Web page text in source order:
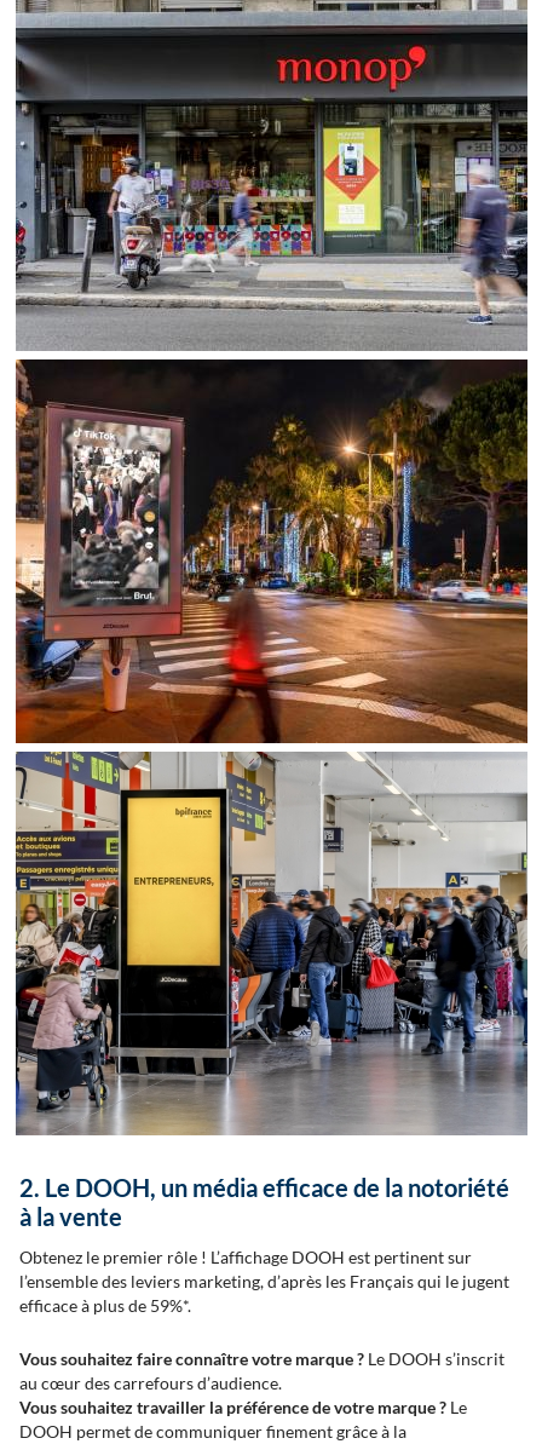
2. Le DOOH, un média efficace de la notoriété
à la vente
Obtenez le premier rôle ! L’affichage DOOH est pertinent sur
l’ensemble des leviers marketing, d’après les Français qui le jugent
efficace à plus de 59%*.
Vous souhaitez faire connaître votre marque ? Le DOOH s’inscrit
au cœur des carrefours d’audience.
Vous souhaitez travailler la préférence de votre marque ? Le
DOOH permet de communiquer finement grâce à la